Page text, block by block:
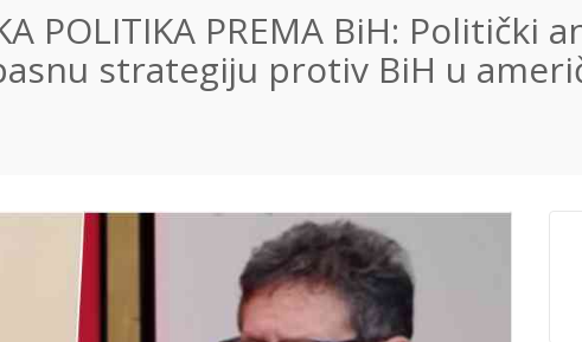
POLITIKA PREMA BiH: Politički
strategiju protiv BiH u